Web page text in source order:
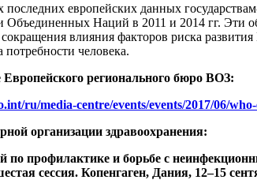
европейских данных
Наций в 2011 и 2014 гг. Эти
влияния факторов риска
человека.
Европейского регионального бюро ВОЗ:
ru/media-centre/events/events/2017/06/
организации здравоохранения:
по профилактике и борьбе с
сессия. Копенгаген, Дания, 12–15